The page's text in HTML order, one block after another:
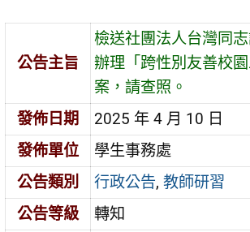
公告主旨
檢送社團法人台灣同
辦理「跨性別友善校
案，請查照。
發佈日期
2025 年 4 月 10 日
發佈單位
學生事務處
公告類別
行政公告,教師研習
公告等級
轉知